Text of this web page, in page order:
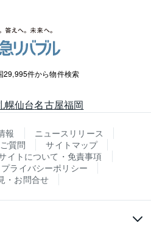
29,995件から物件検索
幌仙台名古屋福岡
報
ニュースリリース
質問
サイトマップ
イトについて・免責事項
ライバシーポリシー
・お問合せ